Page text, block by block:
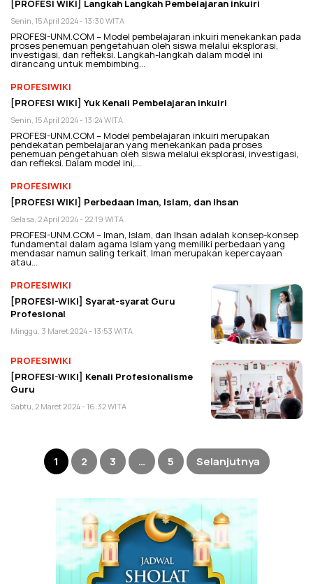
[PROFESI WIKI] Langkah Langkah Pembelajaran inkuiri
Senin, 15 April 2024 - 13:30 WITA
PROFESI-UNM.COM – Model pembelajaran inkuiri menekankan pada
proses penemuan pengetahuan oleh siswa melalui eksplorasi,
investigasi, dan refleksi. Langkah-langkah dalam model ini
dirancang untuk membimbing…
PROFESIWIKI
[PROFESI WIKI] Yuk Kenali Pembelajaran inkuiri
Senin, 15 April 2024 - 13:24 WITA
PROFESI-UNM.COM – Model pembelajaran inkuiri merupakan
pendekatan pembelajaran yang menekankan pada proses
penemuan pengetahuan oleh siswa melalui eksplorasi, investigasi,
dan refleksi. Dalam model ini,…
PROFESIWIKI
[PROFESI WIKI] Perbedaan Iman, Islam, dan Ihsan
Selasa, 2 April 2024 - 22:19 WITA
PROFESI-UNM.COM – Iman, Islam, dan Ihsan adalah konsep-konsep
fundamental dalam agama Islam yang memiliki perbedaan yang
mendasar namun saling terkait. Iman merupakan kepercayaan
atau…
PROFESIWIKI
[PROFESI-WIKI] Syarat-syarat Guru
Profesional
Minggu, 3 Maret 2024 - 13:53 WITA
PROFESIWIKI
[PROFESI-WIKI] Kenali Profesionalisme
Guru
Sabtu, 2 Maret 2024 - 16:32 WITA
Paginasi
pos 1 2 3 … 5 Selanjutnya